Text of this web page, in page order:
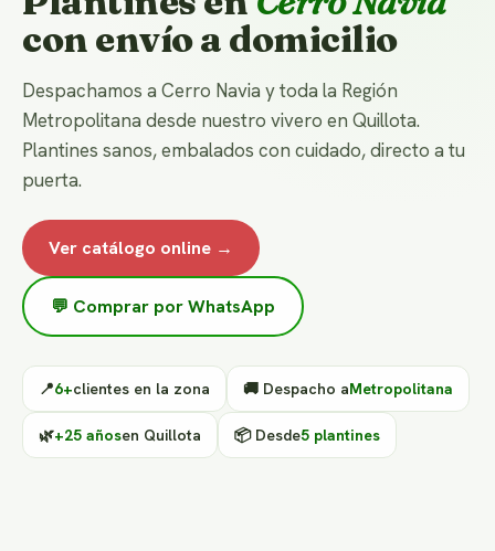
con envío a domicilio
Despachamos a Cerro Navia y toda la Región
Metropolitana desde nuestro vivero en Quillota.
Plantines sanos, embalados con cuidado, directo a tu
puerta.
Ver catálogo online →
💬 Comprar por WhatsApp
📍6+clientes en la zona 🚚 Despacho aMetropolitana
🌿+25 añosen Quillota 📦 Desde5 plantines